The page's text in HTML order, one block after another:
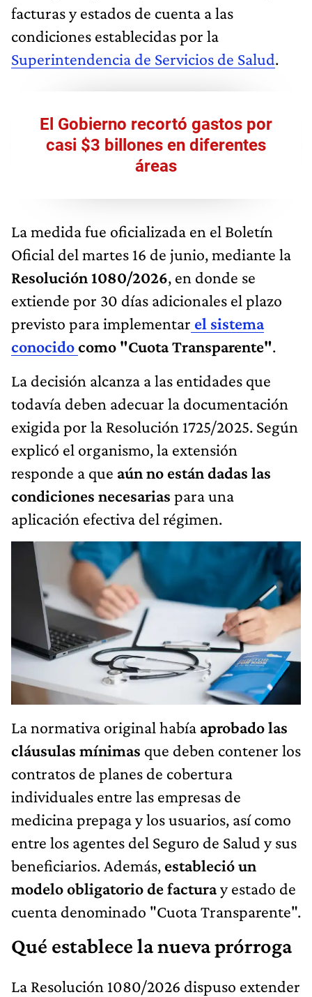
facturas y estados de cuenta a las
condiciones establecidas por la
Superintendencia de Servicios de Salud.
El Gobierno recortó gastos por
casi $3 billones en diferentes
áreas
La medida fue oficializada en el Boletín
Oficial del martes 16 de junio, mediante la
Resolución 1080/2026, en donde se
extiende por 30 días adicionales el plazo
previsto para implementar el sistema
conocidocomo "Cuota Transparente".
La decisión alcanza a las entidades que
todavía deben adecuar la documentación
exigida por la Resolución 1725/2025. Según
explicó el organismo, la extensión
responde a que aún no están dadas las
condiciones necesarias para una
aplicación efectiva del régimen.
La normativa original había aprobado las
cláusulas mínimas que deben contener los
contratos de planes de cobertura
individuales entre las empresas de
medicina prepaga y los usuarios, así como
entre los agentes del Seguro de Salud y sus
beneficiarios. Además, estableció un
modelo obligatorio de facturay estado de
cuenta denominado "Cuota Transparente".
Qué establece la nueva prórroga
La Resolución 1080/2026 dispuso extender